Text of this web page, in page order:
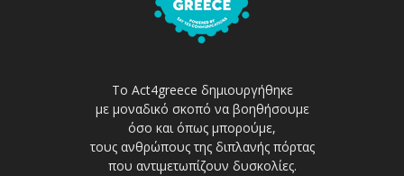
Το Act4greece δημιουργήθηκε
με μοναδικό σκοπό να βοηθήσουμε
όσο και όπως μπορούμε,
τους ανθρώπους της διπλανής πόρτας
που αντιμετωπίζουν δυσκολίες.